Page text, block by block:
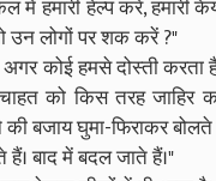
हमारी हेल्प करें, हमारी
उन लोगों पर शक करें ?"
कोई हमसे दोस्ती करता
को किस तरह जाहिर
बजाय घुमा-फिराकर बोलते
बाद में बदल जाते हैं।"